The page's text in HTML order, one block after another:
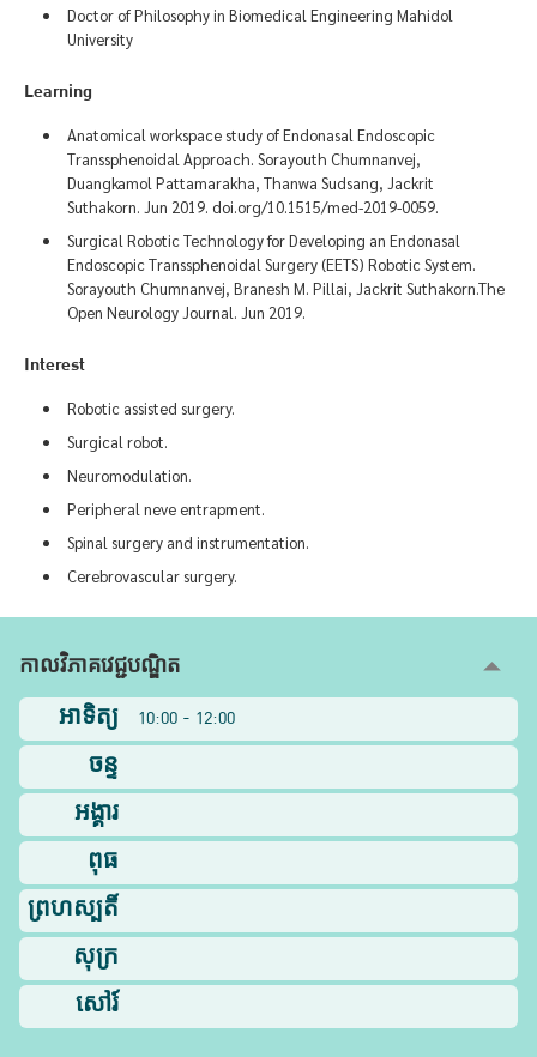
Doctor of Philosophy in Biomedical Engineering Mahidol
University
Learning
Anatomical workspace study of Endonasal Endoscopic
Transsphenoidal Approach. Sorayouth Chumnanvej,
Duangkamol Pattamarakha, Thanwa Sudsang, Jackrit
Suthakorn. Jun 2019. doi.org/10.1515/med-2019-0059.
Surgical Robotic Technology for Developing an Endonasal
Endoscopic Transsphenoidal Surgery (EETS) Robotic System.
Sorayouth Chumnanvej, Branesh M. Pillai, Jackrit Suthakorn.The
Open Neurology Journal. Jun 2019.
Interest
Robotic assisted surgery.
Surgical robot.
Neuromodulation.
Peripheral neve entrapment.
Spinal surgery and instrumentation.
Cerebrovascular surgery.
កាលវិភាគវេជ្ជបណ្ឌិត
អាទិត្យ
10:00 - 12:00
ចន្ទ
អង្គារ
ពុធ
ព្រហស្បតិ៍
សុក្រ
សៅរ៍